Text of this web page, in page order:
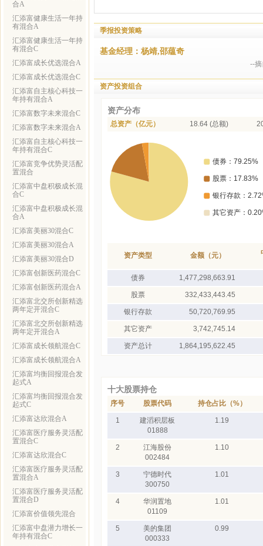
合A
汇添富健康生活一年持
有混合A
汇添富健康生活一年持
有混合C
汇添富成长优选混合A
汇添富成长优选混合C
汇添富自主核心科技一
年持有混合A
汇添富数字未来混合C
汇添富数字未来混合A
汇添富自主核心科技一
年持有混合C
汇添富竞争优势灵活配
置混合
汇添富中盘积极成长混
合C
汇添富中盘积极成长混
合A
汇添富美丽30混合C
汇添富美丽30混合A
汇添富美丽30混合D
汇添富创新医药混合C
汇添富创新医药混合A
汇添富北交所创新精选
两年定开混合C
汇添富北交所创新精选
两年定开混合A
汇添富成长领航混合C
汇添富成长领航混合A
汇添富均衡回报混合发
起式A
汇添富均衡回报混合发
起式C
汇添富达欣混合A
汇添富医疗服务灵活配
置混合C
汇添富达欣混合C
汇添富医疗服务灵活配
置混合A
汇添富医疗服务灵活配
置混合D
汇添富价值领先混合
汇添富中盘潜力增长一
年持有混合C
季报投资策略
基金经理：杨靖,邵蕴奇
--
资产投资组合
资产分布
总资产（亿元） 18.64 (总额)
资产类型 金额（元）
债券 1,477,298,663.91
股票 332,433,443.45
银行存款 50,720,769.95
其它资产 3,742,745.14
资产总计 1,864,195,622.45
十大股票持仓
序号 股票代码 持仓占比（%）
1
建滔积层板
01888
1.19
2
江海股份
002484
1.10
3
宁德时代
300750
1.01
4
华润置地
01109
1.01
5
美的集团
000333
0.99